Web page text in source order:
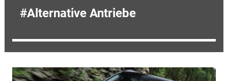
Alternative Antriebe